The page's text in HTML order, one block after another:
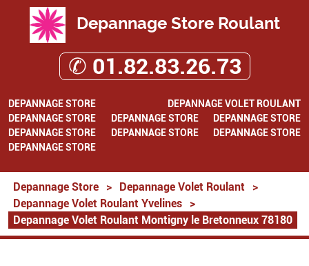
Depannage Store Roulant
✆ 01.82.83.26.73
DEPANNAGE STORE
DEPANNAGE VOLET ROULANT
DEPANNAGE STORE
DEPANNAGE STORE
DEPANNAGE STORE
DEPANNAGE STORE
DEPANNAGE STORE
DEPANNAGE STORE
DEPANNAGE STORE
Depannage Store > Depannage Volet Roulant
>
Depannage Volet Roulant Yvelines
>
Depannage Volet Roulant Montigny le Bretonneux 78180